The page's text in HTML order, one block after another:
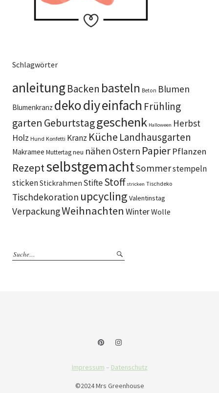
Schlagwörter
anleitungBacken basteln Beton Blumen
Blumenkranz dekodiyeinfach Frühling
garten Geburtstaggeschenk Halloween Herbst
Holz Hund Konfetti Kranz Küche Landhausgarten
Makramee Muttertagneu nähen Ostern Papier Pflanzen
RezeptselbstgemachtSommerstempeln
stickenStickrahmen StifteStoff stricken Tischdeko
Tischdekoration upcycling Valentinstag
VerpackungWeihnachten WinterWolle
Impressum – Datenschutz
©2024 Mrs Greenhouse